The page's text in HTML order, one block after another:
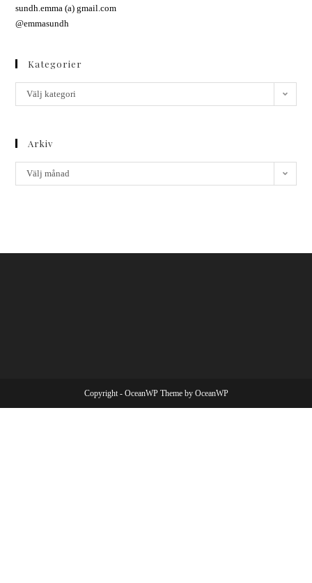
sundh.emma (a) gmail.com
@emmasundh
Kategorier
Välj kategori
Arkiv
Välj månad
Copyright - OceanWP Theme by OceanWP